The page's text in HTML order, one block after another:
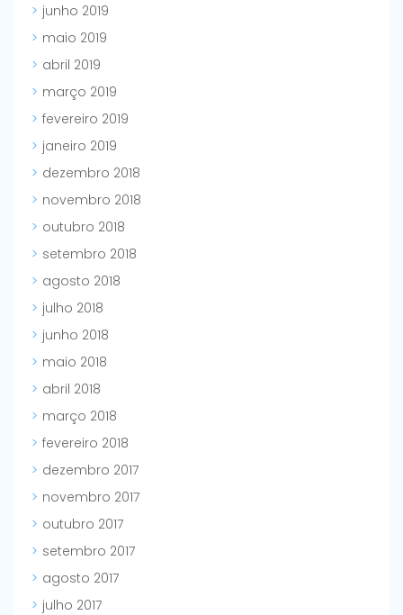
junho 2019
maio 2019
abril 2019
março 2019
fevereiro 2019
janeiro 2019
dezembro 2018
novembro 2018
outubro 2018
setembro 2018
agosto 2018
julho 2018
junho 2018
maio 2018
abril 2018
março 2018
fevereiro 2018
dezembro 2017
novembro 2017
outubro 2017
setembro 2017
agosto 2017
julho 2017